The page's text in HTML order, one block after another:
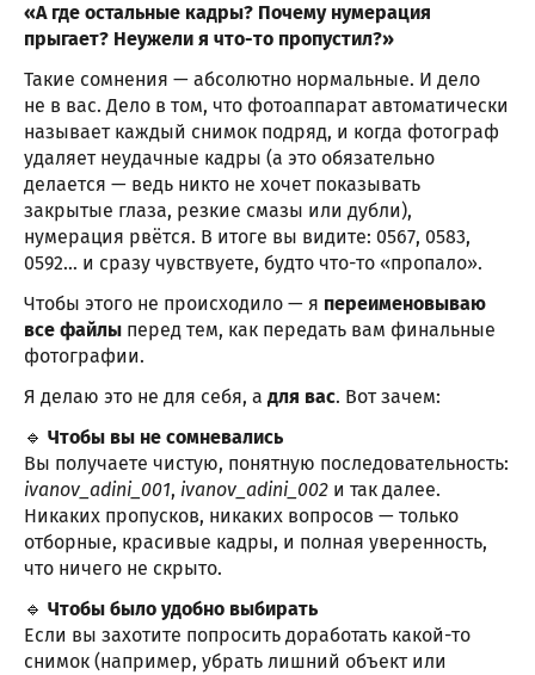
«А где остальные кадры? Почему нумерация
прыгает? Неужели я что-то пропустил?»
Такие сомнения — абсолютно нормальные. И дело
не в вас. Дело в том, что фотоаппарат автоматически
называет каждый снимок подряд, и когда фотограф
удаляет неудачные кадры (а это обязательно
делается — ведь никто не хочет показывать
закрытые глаза, резкие смазы или дубли),
нумерация рвётся. В итоге вы видите: 0567, 0583,
0592… и сразу чувствуете, будто что-то «пропало».
Чтобы этого не происходило — я переименовываю
все файлы перед тем, как передать вам финальные
фотографии.
Я делаю это не для себя, а для вас. Вот зачем:
🔹 Чтобы вы не сомневались
Вы получаете чистую, понятную последовательность:
ivanov_adini_001, ivanov_adini_002 и так далее.
Никаких пропусков, никаких вопросов — только
отборные, красивые кадры, и полная уверенность,
что ничего не скрыто.
🔹 Чтобы было удобно выбирать
Если вы захотите попросить доработать какой-то
снимок (например, убрать лишний объект или